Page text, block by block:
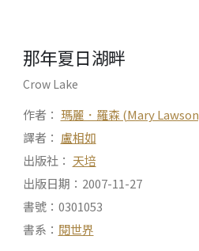
那年夏日湖畔
Crow Lake
作者： 瑪麗．羅森 (Mary
譯者： 盧相如
出版社： 天培
出版日期：2007-11-27
書號：0301053
書系： 閱世界